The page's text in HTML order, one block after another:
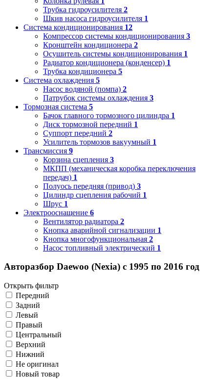
Трубка гидроусилителя 2
Шкив насоса гидроусилителя 1
Система кондиционирования 12
Компрессор системы кондиционирования 3
Кронштейн кондиционера 2
Осушитель системы кондиционирования 1
Радиатор кондиционера (конденсер) 1
Трубка кондиционера 5
Система охлаждения 5
Насос водяной (помпа) 2
Патрубок системы охлаждения 3
Тормозная система 5
Бачок главного тормозного цилиндра 1
Диск тормозной передний 1
Суппорт передний 2
Усилитель тормозов вакуумный 1
Трансмиссия 9
Корзина сцепления 3
МКПП (механическая коробка переключения
передач) 1
Полуось передняя (привод) 3
Цилиндр сцепления рабочий 1
Шрус 1
Электрооснащение 6
Вентилятор радиатора 2
Кнопка аварийной сигнализации 1
Кнопка многофункциональная 2
Насос топливный электрический 1
Авторазбор Daewoo (Nexia) с 1995 по 2016 год
Открыть фильтр
Передний
Задний
Левый
Правый
Центральный
Верхний
Нижний
Не оригинал
Новый товар